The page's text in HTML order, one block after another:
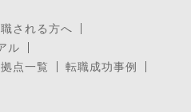
される方へ
ル
拠点一覧
転職成功事例